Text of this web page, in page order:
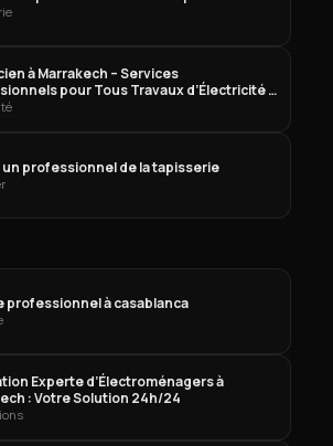
à Marrakech – Services
pour Tous Travaux d’Électricité à
un professionnel de la tapisserie
professionnel à casablanca
Experte d’Électroménagers à
: Votre Solution 24h/24